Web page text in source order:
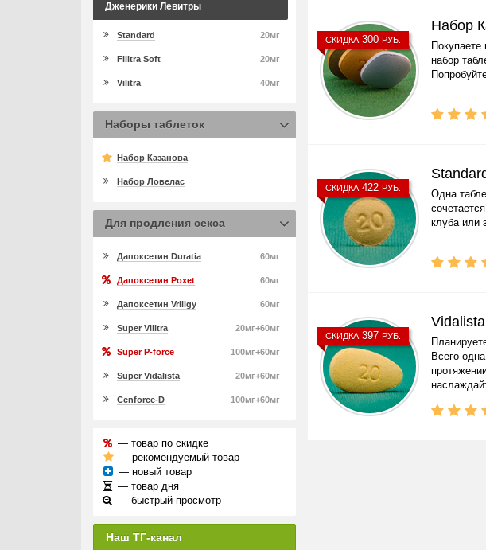
СКИДКА300 РУБ.
Набор
набор
СКИДКА422 РУБ.
Одна
клуба или
СКИДКА397 РУБ.
Всего
Дженерики Левитры
20мг
Standard
20мг
Filitra Soft
40мг
Vilitra
Наборы таблеток
Набор Казанова
Набор Ловелас
Для продления секса
60мг
Дапоксетин Duratia
60мг
Дапоксетин Poxet
60мг
Дапоксетин Vriligy
20мг+60мг
Super Vilitra
100мг+60мг
Super P-force
20мг+60мг
Super Vidalista
100мг+60мг
Cenforce-D
— товар по скидке
— рекомендуемый товар
— новый товар
— товар дня
— быстрый просмотр
Наш ТГ-канал